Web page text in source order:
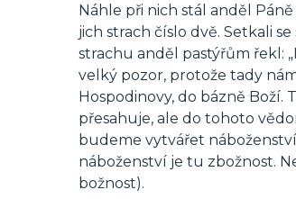
Náhle při nich stál anděl
jich strach číslo dvě. Setkali
strachu anděl pastýřům řekl:
velký pozor, protože tady
Hospodinovy, do bázně Boží.
přesahuje, ale do tohoto
budeme vytvářet
náboženství je tu zbožnost.
božnost).